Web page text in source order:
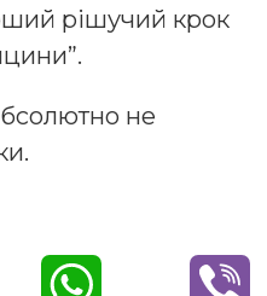
рішучий крок
не